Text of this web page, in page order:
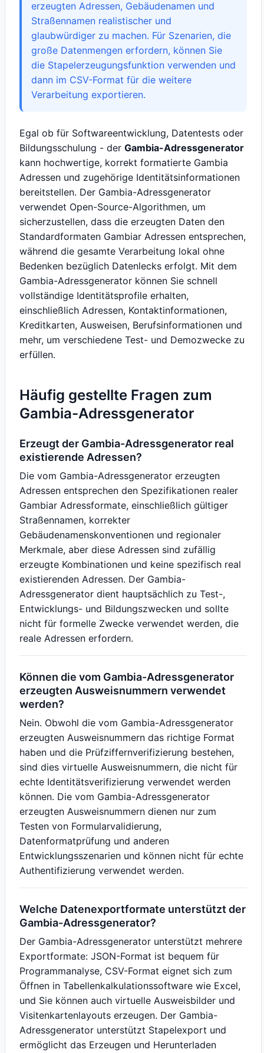
erzeugten Adressen, Gebäudenamen und
Straßennamen realistischer und
glaubwürdiger zu machen. Für Szenarien, die
große Datenmengen erfordern, können Sie
die Stapelerzeugungsfunktion verwenden und
dann im CSV-Format für die weitere
Verarbeitung exportieren.
Egal ob für Softwareentwicklung, Datentests oder
Bildungsschulung - der Gambia-Adressgenerator
kann hochwertige, korrekt formatierte Gambia
Adressen und zugehörige Identitätsinformationen
bereitstellen. Der Gambia-Adressgenerator
verwendet Open-Source-Algorithmen, um
sicherzustellen, dass die erzeugten Daten den
Standardformaten Gambiar Adressen entsprechen,
während die gesamte Verarbeitung lokal ohne
Bedenken bezüglich Datenlecks erfolgt. Mit dem
Gambia-Adressgenerator können Sie schnell
vollständige Identitätsprofile erhalten,
einschließlich Adressen, Kontaktinformationen,
Kreditkarten, Ausweisen, Berufsinformationen und
mehr, um verschiedene Test- und Demozwecke zu
erfüllen.
Häufig gestellte Fragen zum
Gambia-Adressgenerator
Erzeugt der Gambia-Adressgenerator real
existierende Adressen?
Die vom Gambia-Adressgenerator erzeugten
Adressen entsprechen den Spezifikationen realer
Gambiar Adressformate, einschließlich gültiger
Straßennamen, korrekter
Gebäudenamenskonventionen und regionaler
Merkmale, aber diese Adressen sind zufällig
erzeugte Kombinationen und keine spezifisch real
existierenden Adressen. Der Gambia-
Adressgenerator dient hauptsächlich zu Test-,
Entwicklungs- und Bildungszwecken und sollte
nicht für formelle Zwecke verwendet werden, die
reale Adressen erfordern.
Können die vom Gambia-Adressgenerator
erzeugten Ausweisnummern verwendet
werden?
Nein. Obwohl die vom Gambia-Adressgenerator
erzeugten Ausweisnummern das richtige Format
haben und die Prüfziffernverifizierung bestehen,
sind dies virtuelle Ausweisnummern, die nicht für
echte Identitätsverifizierung verwendet werden
können. Die vom Gambia-Adressgenerator
erzeugten Ausweisnummern dienen nur zum
Testen von Formularvalidierung,
Datenformatprüfung und anderen
Entwicklungsszenarien und können nicht für echte
Authentifizierung verwendet werden.
Welche Datenexportformate unterstützt der
Gambia-Adressgenerator?
Der Gambia-Adressgenerator unterstützt mehrere
Exportformate: JSON-Format ist bequem für
Programmanalyse, CSV-Format eignet sich zum
Öffnen in Tabellenkalkulationssoftware wie Excel,
und Sie können auch virtuelle Ausweisbilder und
Visitenkartenlayouts erzeugen. Der Gambia-
Adressgenerator unterstützt Stapelexport und
ermöglicht das Erzeugen und Herunterladen